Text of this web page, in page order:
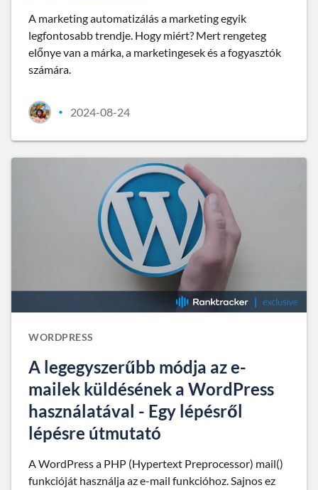
A marketing automatizálás a marketing egyik
legfontosabb trendje. Hogy miért? Mert rengeteg
előnye van a márka, a marketingesek és a fogyasztók
számára.
• 2024-08-24
WORDPRESS
A legegyszerűbb módja az e-
mailek küldésének a WordPress
használatával - Egy lépésről
lépésre útmutató
A WordPress a PHP (Hypertext Preprocessor) mail()
funkcióját használja az e-mail funkcióhoz. Sajnos ez